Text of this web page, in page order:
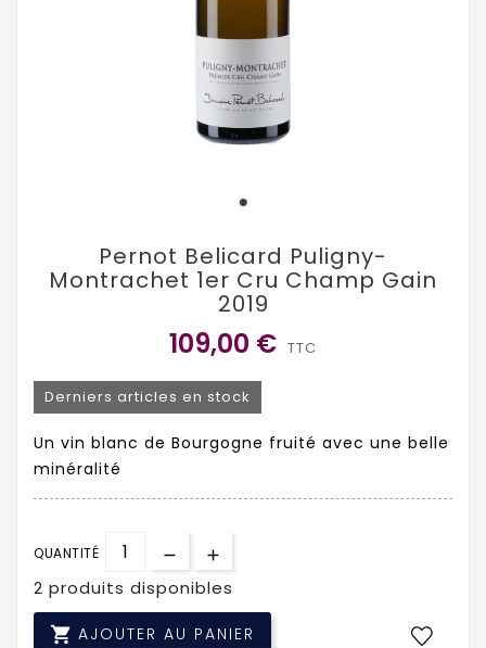
Pernot Belicard Puligny-
Montrachet 1er Cru Champ Gain
2019
109,00 € TTC
Derniers articles en stock
Un vin blanc de Bourgogne fruité avec une belle
minéralité
QUANTITÉ
2 produits disponibles
 AJOUTER AU PANIER